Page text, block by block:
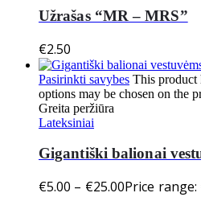
Užrašas “MR – MRS”
€2.50
Pasirinkti savybes This product
options may be chosen on the
Greita peržiūra
Lateksiniai
Gigantiški balionai
€5.00 – €25.00Price